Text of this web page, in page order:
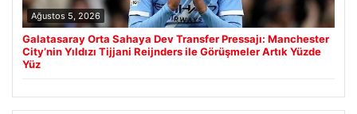
Ağustos 5, 2026
Galatasaray Orta Sahaya Dev Transfer Pressajı: Manchester
City’nin Yıldızı Tijjani Reijnders ile Görüşmeler Artık Yüzde
Yüz